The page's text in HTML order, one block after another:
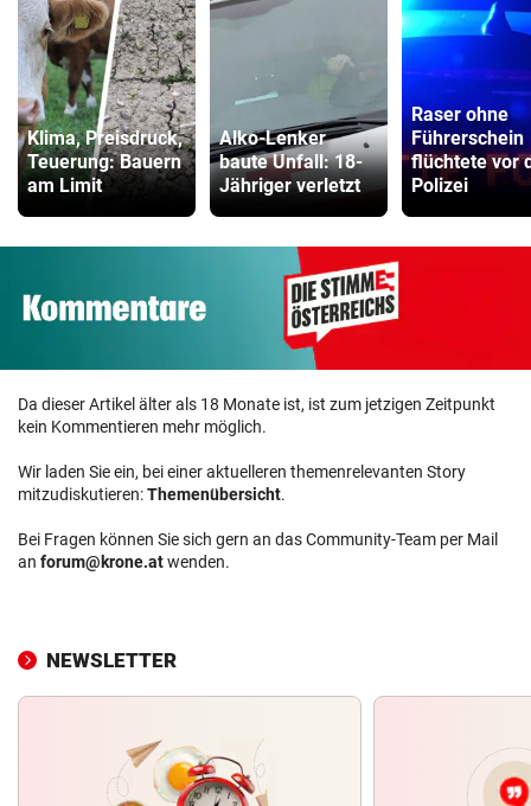
Faszienrolle Vergleich
ZUM VERGLEICH
Hoverboard Vergleich
ZUM VERGLEICH
Kinderfahrrad Vergleich
ZUM VERGLEICH
Klima, Preisdruck,
Teuerung: Bauern
am Limit
Alko-Lenker
baute Unfall: 18-
Jähriger verletzt
Raser ohne
Führerschein
flüchtete vor
Polizei
Da dieser Artikel älter als 18 Monate ist, ist zum jetzigen Zeitpunkt
kein Kommentieren mehr möglich.
Wir laden Sie ein, bei einer aktuelleren themenrelevanten Story
mitzudiskutieren:Themenübersicht.
Bei Fragen können Sie sich gern an das Community-Team per Mail
an forum@krone.atwenden.
NEWSLETTER